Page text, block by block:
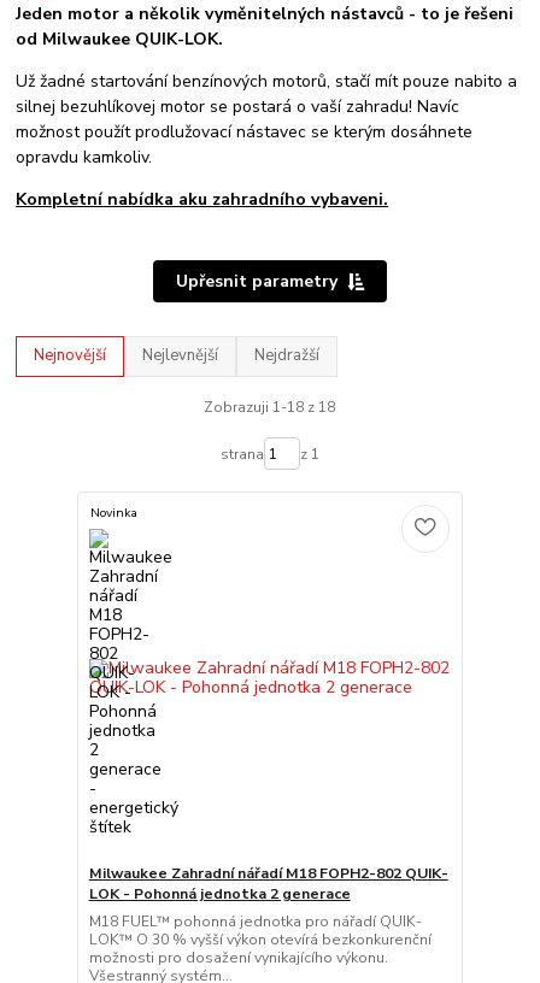
Jeden motor a několik vyměnitelných nástavců - to je řešeni
od Milwaukee QUIK-LOK.
Už žadné startování benzínových motorů, stačí mít pouze nabito a
silnej bezuhlíkovej motor se postará o vaší zahradu! Navíc
možnost použít prodlužovací nástavec se kterým dosáhnete
opravdu kamkoliv.
Kompletní nabídka aku zahradního vybaveni.
Upřesnit parametry
Nejnovější Nejlevnější Nejdražší
Zobrazuji 1-18 z 18
strana z 1
Novinka
Milwaukee Zahradní nářadí M18 FOPH2-802 QUIK-
LOK - Pohonná jednotka 2 generace
M18 FUEL™ pohonná jednotka pro nářadí QUIK-
LOK™ O 30 % vyšší výkon otevírá bezkonkurenční
možnosti pro dosažení vynikajícího výkonu.
Všestranný systém...